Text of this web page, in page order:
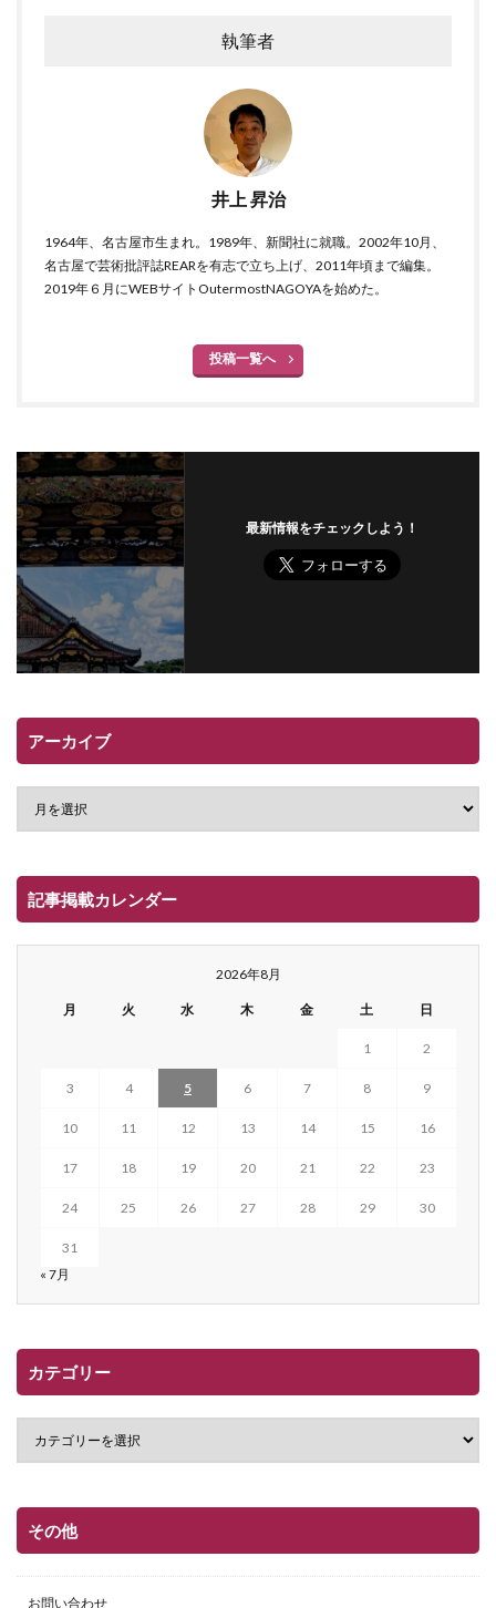
執筆者
井上 昇治
1964年、名古屋市生まれ。1989年、新聞社に就職。2002年10月、
名古屋で芸術批評誌REARを有志で立ち上げ、2011年頃まで編集。
2019年６月にWEBサイトOutermostNAGOYAを始めた。
投稿一覧へ
最新情報をチェックしよう！
アーカイブ
記事掲載カレンダー
2026年8月
月 火 水 木 金 土 日
1 2
3 4 5 6 7 8 9
10 11 12 13 14 15 16
17 18 19 20 21 22 23
24 25 26 27 28 29 30
31
« 7月
カテゴリー
その他
お問い合わせ